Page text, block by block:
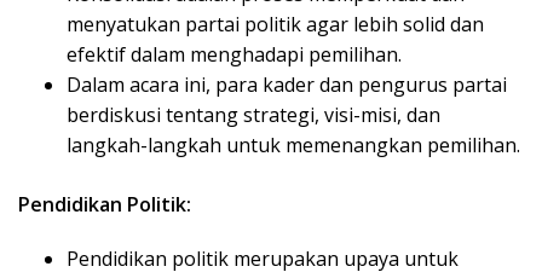
menyatukan partai politik agar lebih solid dan
efektif dalam menghadapi pemilihan.
Dalam acara ini, para kader dan pengurus partai
berdiskusi tentang strategi, visi-misi, dan
langkah-langkah untuk memenangkan pemilihan.
Pendidikan Politik:
Pendidikan politik merupakan upaya untuk